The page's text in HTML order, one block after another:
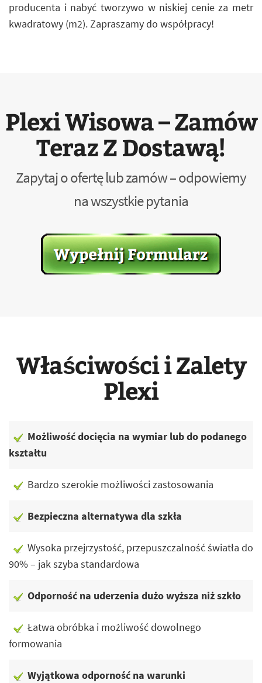
producenta i nabyć tworzywo w niskiej cenie za metr
kwadratowy (m2). Zapraszamy do współpracy!
Plexi Wisowa – Zamów
Teraz Z Dostawą!
Zapytaj o ofertę lub zamów – odpowiemy
na wszystkie pytania
Właściwości i Zalety
Plexi
Możliwość docięcia na wymiar lub do podanego
kształtu
Bardzo szerokie możliwości zastosowania
Bezpieczna alternatywa dla szkła
Wysoka przejrzystość, przepuszczalność światła do
90% – jak szyba standardowa
Odporność na uderzenia dużo wyższa niż szkło
Łatwa obróbka i możliwość dowolnego
formowania
Wyjątkowa odporność na warunki